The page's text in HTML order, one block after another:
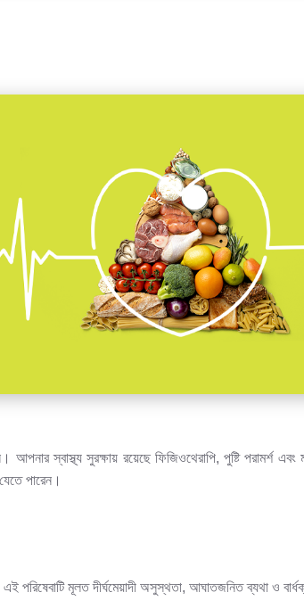
আপনার স্বাস্থ্য সুরক্ষায় রয়েছে ফিজিওথেরাপি, পুষ্টি পরামর্শ
পারেন।
পরিষেবাটি মূলত দীর্ঘমেয়াদী অসুস্থতা, আঘাতজনিত ব্যথা ও